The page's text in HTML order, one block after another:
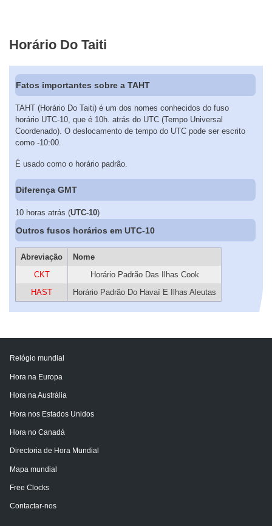
Horário Do Taiti
Fatos importantes sobre a TAHT
TAHT (Horário Do Taiti) é um dos nomes conhecidos do fuso
horário UTC-10, que é 10h. atrás do UTC (Tempo Universal
Coordenado). O deslocamento de tempo do UTC pode ser escrito
como -10:00.
É usado como o horário padrão.
Diferença GMT
10 horas atrás (UTC-10)
Outros fusos horários em UTC-10
Abreviação
Nome
CKT
Horário Padrão Das Ilhas Cook
HAST
Horário Padrão Do Havaí E Ilhas Aleutas
Relógio mundial
Hora na Europa
Hora na Austrália
Hora nos Estados Unidos
Hora no Canadá
Directoria de Hora Mundial
Mapa mundial
Free Clocks
Contactar-nos